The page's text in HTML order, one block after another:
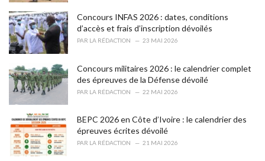
Concours INFAS 2026 : dates, conditions
d’accès et frais d’inscription dévoilés
PAR LA RÉDACTION 23 MAI 2026
Concours militaires 2026 : le calendrier complet
des épreuves de la Défense dévoilé
PAR LA RÉDACTION 22 MAI 2026
BEPC 2026 en Côte d’Ivoire : le calendrier des
épreuves écrites dévoilé
PAR LA RÉDACTION 21 MAI 2026